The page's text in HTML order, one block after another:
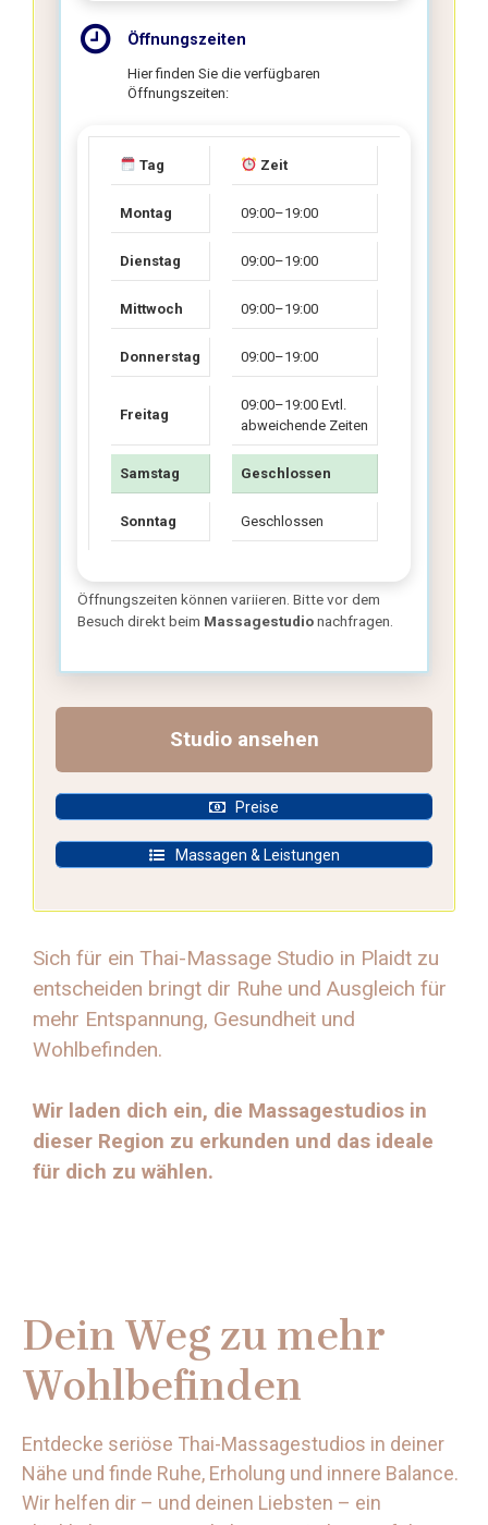
Öffnungszeiten
Hier finden Sie die verfügbaren
Öffnungszeiten:
Tag Zeit
Montag 09:00–19:00
Dienstag 09:00–19:00
Mittwoch 09:00–19:00
Donnerstag 09:00–19:00
Freitag
09:00–19:00 Evtl.
abweichende Zeiten
Samstag Geschlossen
Sonntag Geschlossen
Öffnungszeiten können variieren. Bitte vor dem
Besuch direkt beim Massagestudionachfragen.
Route planen
Studio ansehen
Preise
Massagen & Leistungen
Sich für ein Thai-Massage Studio in Plaidt zu
entscheiden bringt dir Ruhe und Ausgleich für
mehr Entspannung, Gesundheit und
Wohlbefinden.
Wir laden dich ein, die Massagestudios in
dieser Region zu erkunden und das ideale
für dich zu wählen.
Dein Weg zu mehr
Wohlbefinden
Entdecke seriöse Thai-Massagestudios in deiner
Nähe und finde Ruhe, Erholung und innere Balance.
Wir helfen dir – und deinen Liebsten – ein